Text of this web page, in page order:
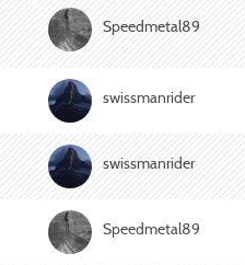
Speedmetal89
swissmanrider
swissmanrider
Speedmetal89